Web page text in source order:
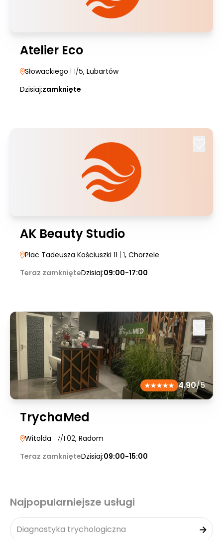
Atelier Eco
Słowackiego | 1/5, Lubartów
Dzisiaj:zamknięte
AK Beauty Studio
Plac Tadeusza Kościuszki 11 | 1, Chorzele
Teraz zamknięteDzisiaj:09:00-17:00
4.90/5
TrychaMed
Witolda | 7/1.02, Radom
Teraz zamknięteDzisiaj:09:00-15:00
Najpopularniejsze usługi
Diagnostyka trychologiczna